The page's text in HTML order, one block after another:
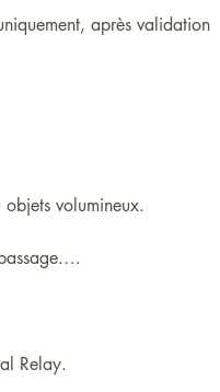
après validation
volumineux.
Relay.